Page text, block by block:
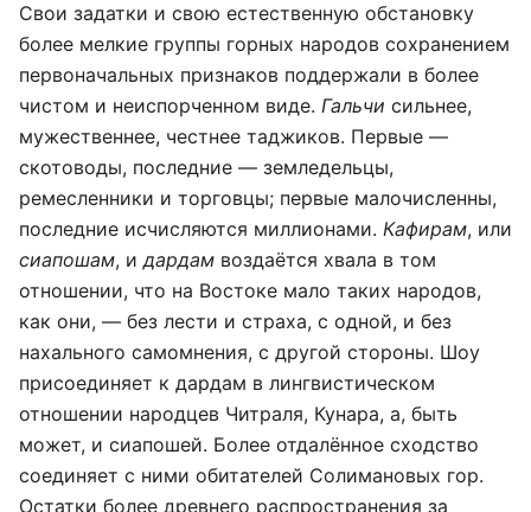
Свои задатки и свою естественную обстановку
более мелкие группы горных народов сохранением
первоначальных признаков поддержали в более
чистом и неиспорченном виде. Гальчи сильнее,
мужественнее, честнее таджиков. Первые —
скотоводы, последние — земледельцы,
ремесленники и торговцы; первые малочисленны,
последние исчисляются миллионами. Кафирам, или
сиапошам, идардам воздаётся хвала в том
отношении, что на Востоке мало таких народов,
как они, — без лести и страха, с одной, и без
нахального самомнения, с другой стороны. Шоу
присоединяет к дардам в лингвистическом
отношении народцев Читраля, Кунара, а, быть
может, и сиапошей. Более отдалённое сходство
соединяет с ними обитателей Солимановых гор.
Остатки более древнего распространения за